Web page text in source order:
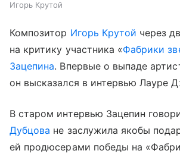
Игорь Крутой
Композитор Игорь Крутой через
на критику участника «Фабрики
Зацепина. Впервые о выпаде
он высказался в интервью Лауре
В старом интервью Зацепин
Дубцова не заслужила якобы
ей продюсерами победы на